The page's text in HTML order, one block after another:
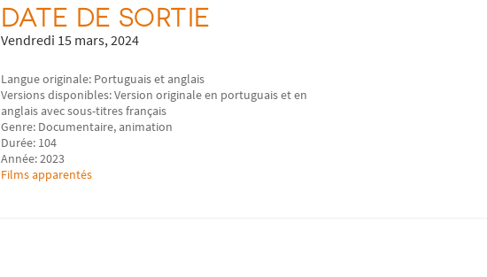
DATE DE SORTIE
Vendredi 15 mars, 2024
Langue originale: Portuguais et anglais
Versions disponibles: Version originale en portuguais et en
anglais avec sous-titres français
Genre: Documentaire, animation
Durée: 104
Année: 2023
Films apparentés